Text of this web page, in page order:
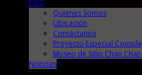
DDC
Quienes Somos
Ubicación
Contáctanos
Proyecto Especial
Museo de Sitio Chan Chan
Noticias